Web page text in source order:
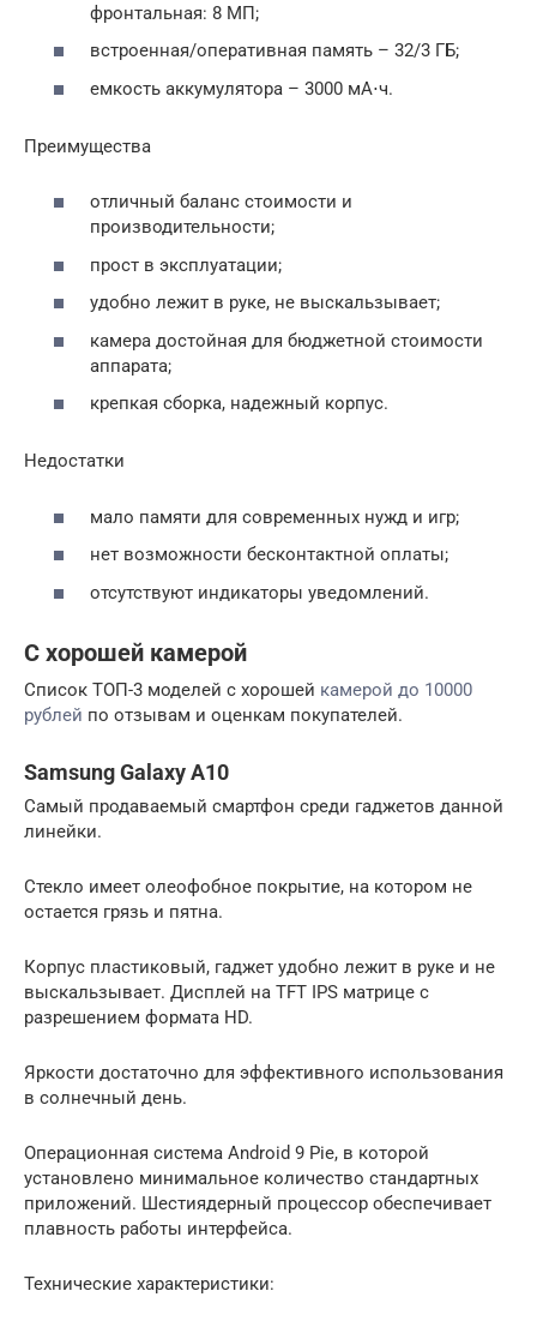
фронтальная: 8 МП;
встроенная/оперативная память – 32/3 ГБ;
емкость аккумулятора – 3000 мА⋅ч.
Преимущества
отличный баланс стоимости и
производительности;
прост в эксплуатации;
удобно лежит в руке, не выскальзывает;
камера достойная для бюджетной стоимости
аппарата;
крепкая сборка, надежный корпус.
Недостатки
мало памяти для современных нужд и игр;
нет возможности бесконтактной оплаты;
отсутствуют индикаторы уведомлений.
С хорошей камерой
Список ТОП-3 моделей с хорошей камерой до 10000
рублей по отзывам и оценкам покупателей.
Samsung Galaxy A10
Самый продаваемый смартфон среди гаджетов данной
линейки.
Стекло имеет олеофобное покрытие, на котором не
остается грязь и пятна.
Корпус пластиковый, гаджет удобно лежит в руке и не
выскальзывает. Дисплей на TFT IPS матрице с
разрешением формата HD.
Яркости достаточно для эффективного использования
в солнечный день.
Операционная система Android 9 Pie, в которой
установлено минимальное количество стандартных
приложений. Шестиядерный процессор обеспечивает
плавность работы интерфейса.
Технические характеристики: